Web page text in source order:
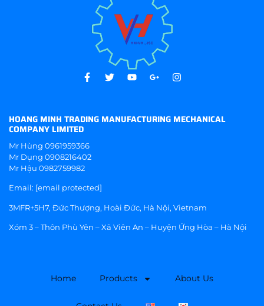
HOANG MINH TRADING MANUFACTURING MECHANICAL
COMPANY LIMITED
Mr Hùng 0961959366
Mr Dụng 0908216402
Mr Hậu 0982759982
Email: [email protected]
3MFR+5H7, Đức Thượng, Hoài Đức, Hà Nội, Vietnam
Xóm 3 – Thôn Phù Yên – Xã Viên An – Huyện Ứng Hòa – Hà Nội
Home Products About Us